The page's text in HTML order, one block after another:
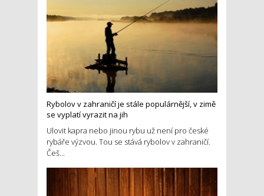
Rybolov v zahraničí je stále populárnější, v zimě
se vyplatí vyrazit na jih
Ulovit kapra nebo jinou rybu už není pro české
rybáře výzvou. Tou se stává rybolov v zahraničí.
Češ...